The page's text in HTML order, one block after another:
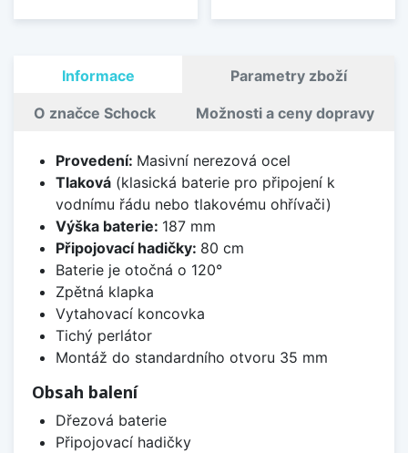
Informace Parametry zboží
O značce Schock Možnosti a ceny dopravy
Provedení: Masivní nerezová ocel
Tlaková(klasická baterie pro připojení k
vodnímu řádu nebo tlakovému ohřívači)
Výška baterie: 187 mm
Připojovací hadičky: 80 cm
Baterie je otočná o 120°
Zpětná klapka
Vytahovací koncovka
Tichý perlátor
Montáž do standardního otvoru 35 mm
Obsah balení
Dřezová baterie
Připojovací hadičky